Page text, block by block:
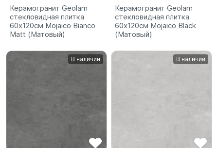
Керамогранит Geolam
стекловидная плитка
60х120см Mojaico Bianco
Matt (Матовый)
Керамогранит Geolam
стекловидная плитка
60х120см Mojaico Black
(Матовый)
В наличии В наличии